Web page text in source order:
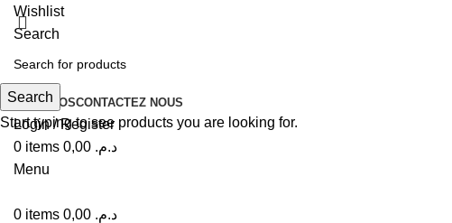
Wishlist
Search
A PROPOSCONTACTEZ NOUS
Login / Register
0 items د.م.
Menu
0 items د.م.
Search
Start typing to see products you are looking for.